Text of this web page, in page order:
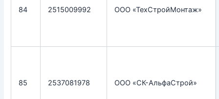
84 2515009992 ООО «ТехСтройМонтаж»
85 2537081978 ООО «СК-АльфаСтрой»